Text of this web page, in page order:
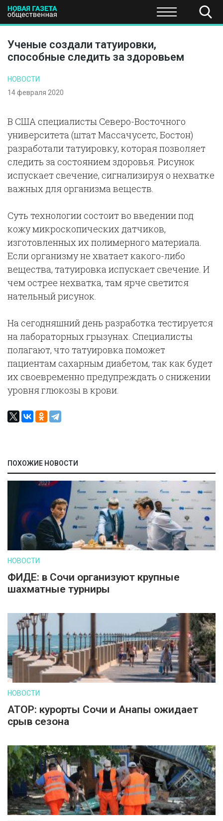
ПОЛИТИКА ЭКОНОМИКА НАУКА И
Ученые создали татуировки,
способные следить за здоровьем
НОВОСТИ
14 февраля 2020
В США специалисты Северо-Восточного
университета (штат Массачусетс, Бостон)
разработали татуировку, которая позволяет
следить за состоянием здоровья. Рисунок
испускает свечение, сигнализируя о нехватке
важных для организма веществ.
Суть технологии состоит во введении под
кожу микроскопических датчиков,
изготовленных их полимерного материала.
Если организму не хватает какого-либо
вещества, татуировка испускает свечение. И
чем острее нехватка, там ярче светится
нательный рисунок.
На сегодняшний день разработка тестируется
на лабораторных грызунах. Специалисты
полагают, что татуировка поможет
пациентам сахарным диабетом, так как будет
их своевременно предупреждать о снижении
уровня глюкозы в крови.
ПОХОЖИЕ НОВОСТИ
НОВОСТИ
ФИДЕ: в Сочи организуют крупные
шахматные турниры
НОВОСТИ
АТОР: курорты Сочи и Анапы ожидает
срыв сезона